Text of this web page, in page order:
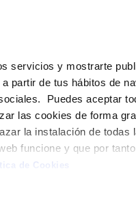
servicios y mostrarte
partir de tus hábitos de
Puedes aceptar
las cookies de forma
la instalación de todas
funcione y que por
de Cookies
MODIFICACIÓ DE DADES
Actualitzar dades bancàries
Actualitzar dades de domicili
Actualitzar dades personals
DE SERVEI
del servei
Customer Counsel
DE L'AIGUA
d'estalvi
Dipòsits comunitaris
per evitar avaries en cas
Els